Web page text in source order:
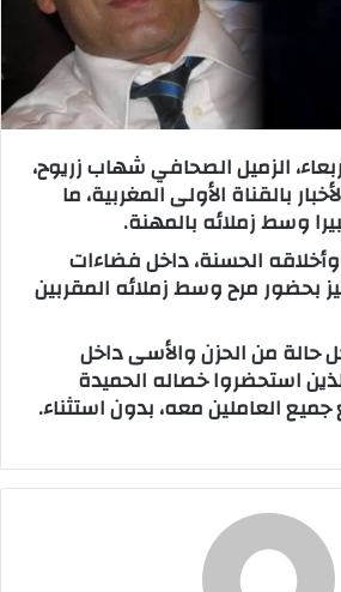
الزميل الصحافي شهاب زريوح،
بالقناة الأولى المغربية، ما
وسط زملائه بالمهنة.
الحسنة، داخل فضاءات
بحضور مرح وسط زملائه المقربين
حالة من الحزن والأسى داخل
استحضروا خصاله الحميدة
العاملين معه، بدون استثناء.